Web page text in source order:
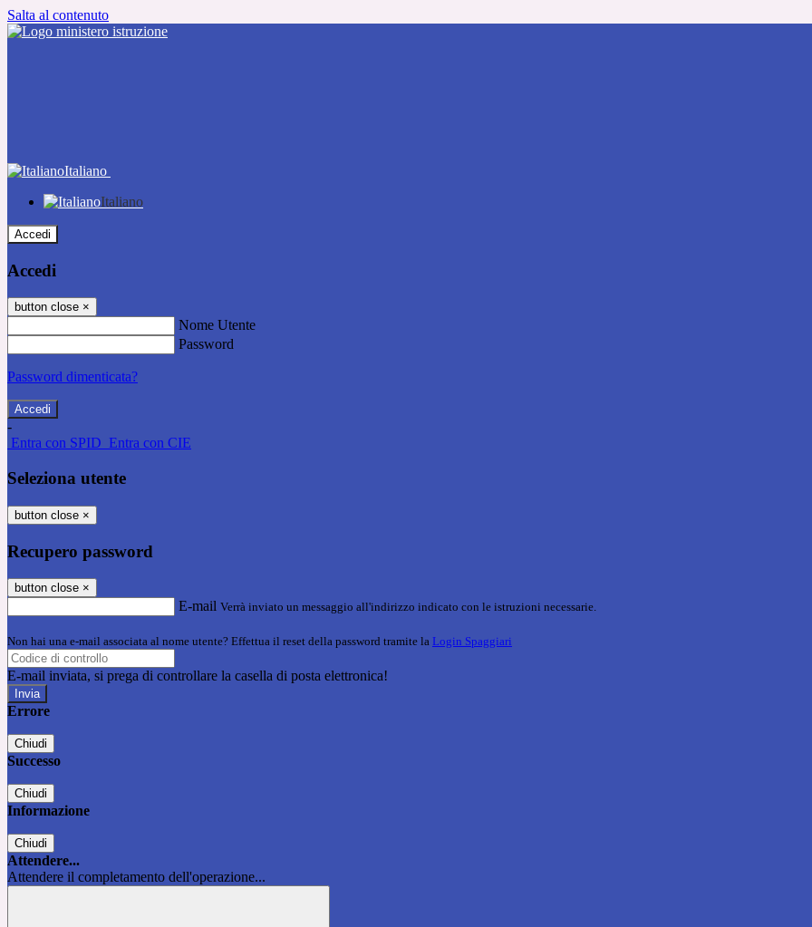
Salta al contenuto
Italiano
Italiano
Accedi
Accedi
button close ×
Nome Utente
Password
Password dimenticata?
-
Entra con SPID Entra con CIE
Seleziona utente
button close ×
Recupero password
button close ×
E-mail Verrà inviato un messaggio all'indirizzo indicato con le istruzioni necessarie.
Non hai una e-mail associata al nome utente? Effettua il reset della password tramite la Login Spaggiari
E-mail inviata, si prega di controllare la casella di posta elettronica!
Errore
Chiudi
Successo
Chiudi
Informazione
Chiudi
Attendere...
Attendere il completamento dell'operazione...